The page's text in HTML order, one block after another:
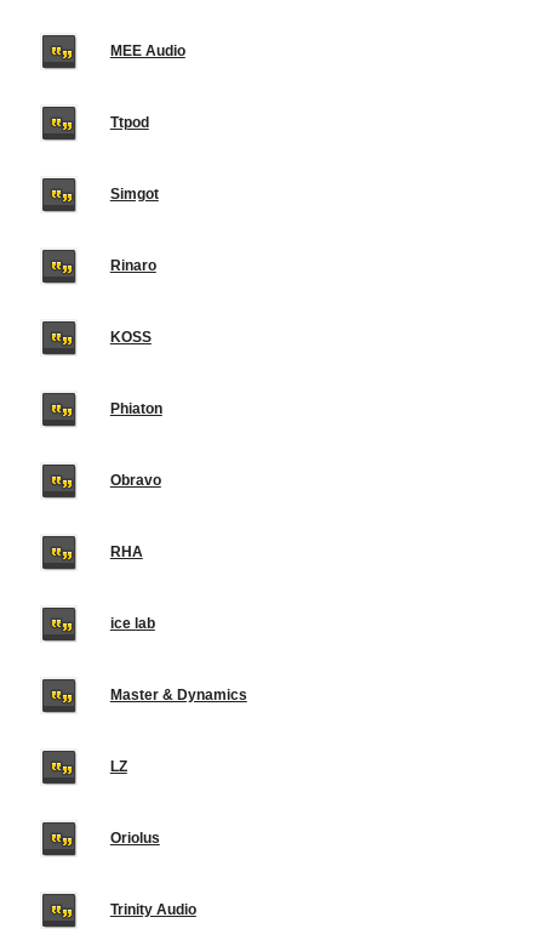
MEE Audio
Ttpod
Simgot
Rinaro
KOSS
Phiaton
Obravo
RHA
ice lab
Master & Dynamics
LZ
Oriolus
Trinity Audio